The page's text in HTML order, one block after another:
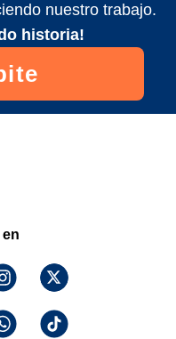
nuestro trabajo.
historia!